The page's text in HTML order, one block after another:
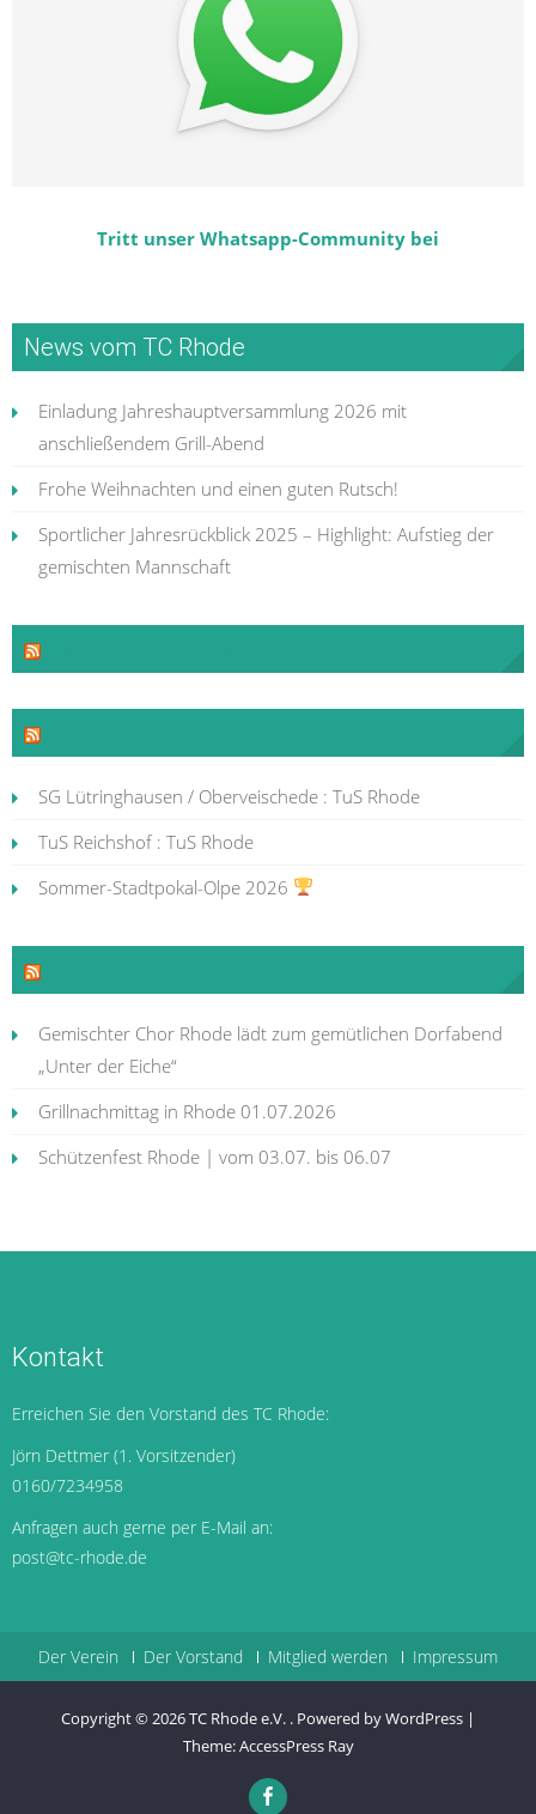
Tritt unser Whatsapp-Community bei
News vom TC Rhode
Einladung Jahreshauptversammlung 2026 mit
anschließendem Grill-Abend
Frohe Weihnachten und einen guten Rutsch!
Sportlicher Jahresrückblick 2025 – Highlight: Aufstieg der
gemischten Mannschaft
SG Lütringhausen / Oberveischede : TuS Rhode
TuS Reichshof : TuS Rhode
Sommer-Stadtpokal-Olpe 2026
Gemischter Chor Rhode lädt zum gemütlichen Dorfabend
„Unter der Eiche“
Grillnachmittag in Rhode 01.07.2026
Schützenfest Rhode | vom 03.07. bis 06.07
Kontakt
Erreichen Sie den Vorstand des TC Rhode:
Jörn Dettmer (1. Vorsitzender)
0160/7234958
Anfragen auch gerne per E-Mail an:
post@tc-rhode.de
Der Verein Der Vorstand Mitglied werden Impressum
Copyright © 2026TC Rhode e.V. . Powered by WordPress |
Theme:AccessPress Ray